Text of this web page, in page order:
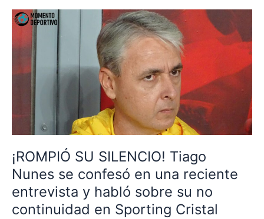
¡ROMPIÓ SU SILENCIO! Tiago
Nunes se confesó en una reciente
entrevista y habló sobre su no
continuidad en Sporting Cristal